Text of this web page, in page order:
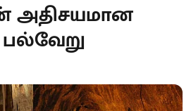
அதிசயமான